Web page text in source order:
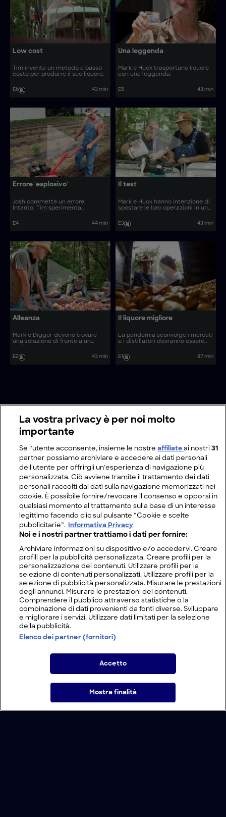
Low cost
Tim inventa un metodo a basso
costo per produrre il suo liquore.
E6 43 min
Una leggenda
Mark e Huck trasportano liquore
con una leggenda.
E5 43 min
Errore 'esplosivo'
Josh commette un errore.
Intanto, Tim sperimenta
E4
44 min
Il test
Mark e Huck hanno intenzione di
spostare le loro operazioni in una
E3
43 min
Alleanza
Mark e Digger devono trovare
una soluzione di fronte a un
E2
43 min
Il liquore migliore
La pandemia sconvolge i mercati
e i distillatori dovranno essere
E1
87 min
La vostra privacy è per noi molto
importante
Se l'utente acconsente, insieme le nostreaffiliateai nostri31
partner possiamo archiviare e accedere ai dati personali
dell'utente per offrirgli un'esperienza di navigazione più
personalizzata. Ciò avviene tramite il trattamento dei dati
personali raccolti dai dati sulla navigazione memorizzati nei
cookie. È possibile fornire/revocare il consenso e opporsi in
qualsiasi momento al trattamento sulla base di un interesse
legittimo facendo clic sul pulsante “Cookie e scelte
pubblicitarie”.
Informativa Privacy
Noi e i nostri partner trattiamo i dati per fornire:
Archiviare informazioni su dispositivo e/o accedervi. Creare
profili per la pubblicità personalizzata. Creare profili per la
personalizzazione dei contenuti. Utilizzare profili per la
selezione di contenuti personalizzati. Utilizzare profili per la
selezione di pubblicità personalizzata. Misurare le prestazioni
degli annunci. Misurare le prestazioni dei contenuti.
Comprendere il pubblico attraverso statistiche o la
combinazione di dati provenienti da fonti diverse. Sviluppare
e migliorare i servizi. Utilizzare dati limitati per la selezione
della pubblicità.
Elenco dei partner (fornitori)
Accetto
Mostra finalità